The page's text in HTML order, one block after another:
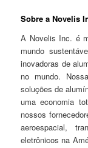
Sobre a Novelis
A Novelis Inc. é
mundo
inovadoras de
no mundo.
soluções de
uma economia
nossos
aeroespacial,
eletrônicos na